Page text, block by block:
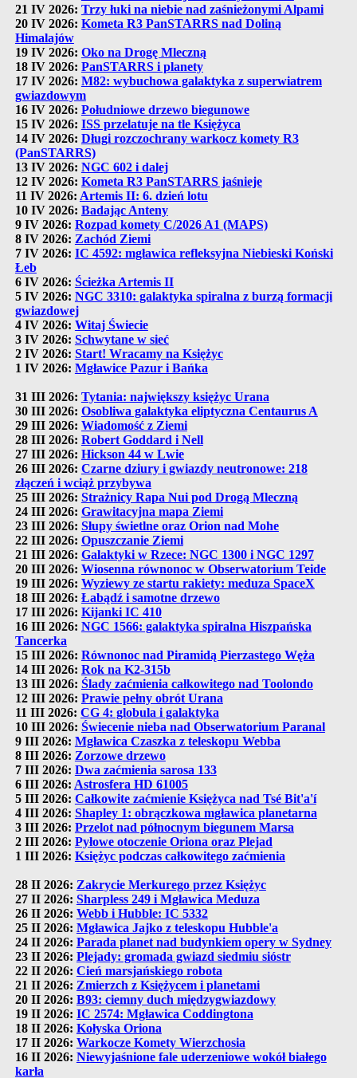
21 IV 2026: Trzy łuki na niebie nad zaśnieżonymi Alpami
20 IV 2026: Kometa R3 PanSTARRS nad Doliną
Himalajów
19 IV 2026: Oko na Drogę Mleczną
18 IV 2026: PanSTARRS i planety
17 IV 2026: M82: wybuchowa galaktyka z superwiatrem
gwiazdowym
16 IV 2026: Południowe drzewo biegunowe
15 IV 2026: ISS przelatuje na tle Księżyca
14 IV 2026: Długi rozczochrany warkocz komety R3
(PanSTARRS)
13 IV 2026: NGC 602 i dalej
12 IV 2026: Kometa R3 PanSTARRS jaśnieje
11 IV 2026: Artemis II: 6. dzień lotu
10 IV 2026: Badając Anteny
9 IV 2026: Rozpad komety C/2026 A1 (MAPS)
8 IV 2026: Zachód Ziemi
7 IV 2026: IC 4592: mgławica refleksyjna Niebieski Koński
Łeb
6 IV 2026: Ścieżka Artemis II
5 IV 2026: NGC 3310: galaktyka spiralna z burzą formacji
gwiazdowej
4 IV 2026: Witaj Świecie
3 IV 2026: Schwytane w sieć
2 IV 2026: Start! Wracamy na Księżyc
1 IV 2026: Mgławice Pazur i Bańka
31 III 2026: Tytania: największy księżyc Urana
30 III 2026: Osobliwa galaktyka eliptyczna Centaurus A
29 III 2026: Wiadomość z Ziemi
28 III 2026: Robert Goddard i Nell
27 III 2026: Hickson 44 w Lwie
26 III 2026: Czarne dziury i gwiazdy neutronowe: 218
złączeń i wciąż przybywa
25 III 2026: Strażnicy Rapa Nui pod Drogą Mleczną
24 III 2026: Grawitacyjna mapa Ziemi
23 III 2026: Słupy świetlne oraz Orion nad Mohe
22 III 2026: Opuszczanie Ziemi
21 III 2026: Galaktyki w Rzece: NGC 1300 i NGC 1297
20 III 2026: Wiosenna równonoc w Obserwatorium Teide
19 III 2026: Wyziewy ze startu rakiety: meduza SpaceX
18 III 2026: Łabądź i samotne drzewo
17 III 2026: Kijanki IC 410
16 III 2026: NGC 1566: galaktyka spiralna Hiszpańska
Tancerka
15 III 2026: Równonoc nad Piramidą Pierzastego Węża
14 III 2026: Rok na K2-315b
13 III 2026: Ślady zaćmienia całkowitego nad Toolondo
12 III 2026: Prawie pełny obrót Urana
11 III 2026: CG 4: globula i galaktyka
10 III 2026: Świecenie nieba nad Obserwatorium Paranal
9 III 2026: Mgławica Czaszka z teleskopu Webba
8 III 2026: Zorzowe drzewo
7 III 2026: Dwa zaćmienia sarosa 133
6 III 2026: Astrosfera HD 61005
5 III 2026: Całkowite zaćmienie Księżyca nad Tsé Bit'a'í
4 III 2026: Shapley 1: obrączkowa mgławica planetarna
3 III 2026: Przelot nad północnym biegunem Marsa
2 III 2026: Pyłowe otoczenie Oriona oraz Plejad
1 III 2026: Księżyc podczas całkowitego zaćmienia
28 II 2026: Zakrycie Merkurego przez Księżyc
27 II 2026: Sharpless 249 i Mgławica Meduza
26 II 2026: Webb i Hubble: IC 5332
25 II 2026: Mgławica Jajko z teleskopu Hubble'a
24 II 2026: Parada planet nad budynkiem opery w Sydney
23 II 2026: Plejady: gromada gwiazd siedmiu sióstr
22 II 2026: Cień marsjańskiego robota
21 II 2026: Zmierzch z Księżycem i planetami
20 II 2026: B93: ciemny duch międzygwiazdowy
19 II 2026: IC 2574: Mgławica Coddingtona
18 II 2026: Kołyska Oriona
17 II 2026: Warkocze Komety Wierzchosia
16 II 2026: Niewyjaśnione fale uderzeniowe wokół białego
karła